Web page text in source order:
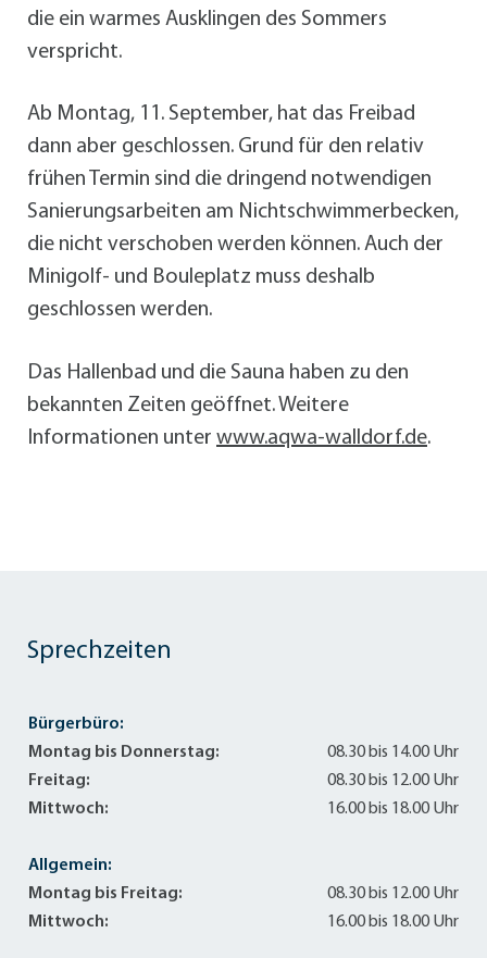
die ein warmes Ausklingen des Sommers
verspricht.
Ab Montag, 11. September, hat das Freibad
dann aber geschlossen. Grund für den relativ
frühen Termin sind die dringend notwendigen
Sanierungsarbeiten am Nichtschwimmerbecken,
die nicht verschoben werden können. Auch der
Minigolf- und Bouleplatz muss deshalb
geschlossen werden.
Das Hallenbad und die Sauna haben zu den
bekannten Zeiten geöffnet. Weitere
Informationen unter www.aqwa-walldorf.de.
Sprechzeiten
Bürgerbüro:
Montag bis Donnerstag:
08.30 bis 14.00 Uhr
Freitag:
08.30 bis 12.00 Uhr
Mittwoch:
16.00 bis 18.00 Uhr
Allgemein:
Montag bis Freitag:
08.30 bis 12.00 Uhr
Mittwoch:
16.00 bis 18.00 Uhr